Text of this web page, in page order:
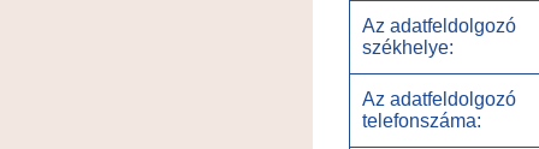
Az adatfeldolgozó
székhelye:
Az adatfeldolgozó
telefonszáma: